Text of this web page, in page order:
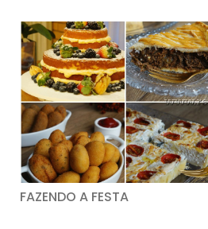
FAZENDO A FESTA